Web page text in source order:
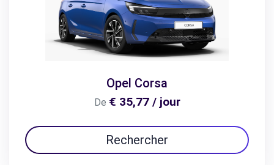
Opel Corsa
De € 35,77 / jour
Rechercher